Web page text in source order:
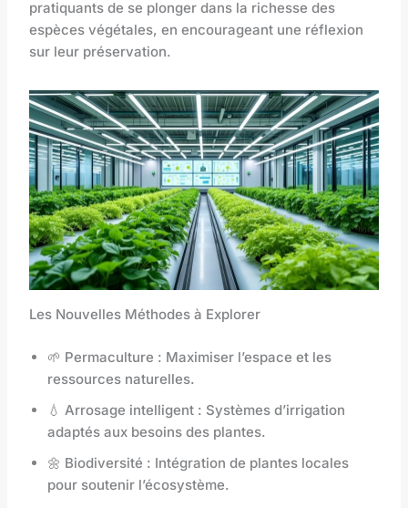
pratiquants de se plonger dans la richesse des
espèces végétales, en encourageant une réflexion
sur leur préservation.
Les Nouvelles Méthodes à Explorer
🌱 Permaculture : Maximiser l’espace et les
ressources naturelles.
💧 Arrosage intelligent : Systèmes d’irrigation
adaptés aux besoins des plantes.
🌼 Biodiversité : Intégration de plantes locales
pour soutenir l’écosystème.